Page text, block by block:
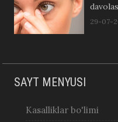
29-07-
SAYT MENYUSI
Kasalliklar bo'limi